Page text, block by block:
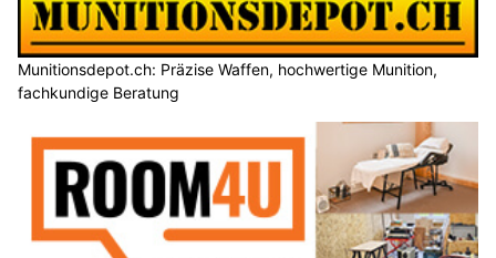
Munitionsdepot.ch: Präzise Waffen, hochwertige Munition,
fachkundige Beratung